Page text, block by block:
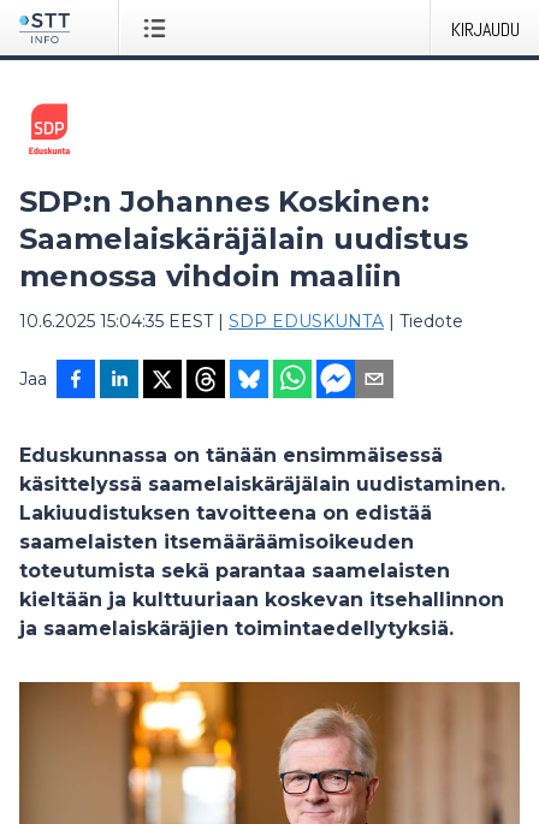
KIRJAUDU
SDP:n Johannes Koskinen:
Saamelaiskäräjälain uudistus
menossa vihdoin maaliin
10.6.2025 15:04:35 EEST| SDP EDUSKUNTA | Tiedote
Jaa
Eduskunnassa on tänään ensimmäisessä
käsittelyssä saamelaiskäräjälain uudistaminen.
Lakiuudistuksen tavoitteena on edistää
saamelaisten itsemääräämisoikeuden
toteutumista sekä parantaa saamelaisten
kieltään ja kulttuuriaan koskevan itsehallinnon
ja saamelaiskäräjien toimintaedellytyksiä.